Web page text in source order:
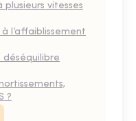
plusieurs vitesses
l’affaiblissement
?